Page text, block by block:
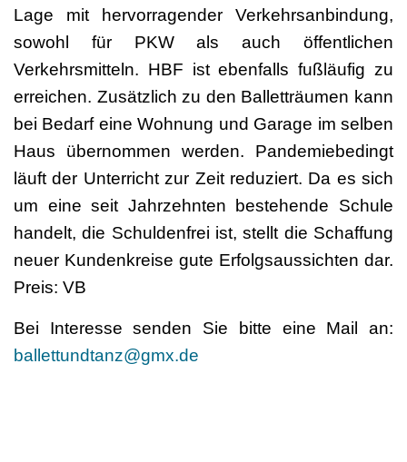
Lage mit hervorragender Verkehrsanbindung,
sowohl für PKW als auch öffentlichen
Verkehrsmitteln. HBF ist ebenfalls fußläufig zu
erreichen. Zusätzlich zu den Balletträumen kann
bei Bedarf eine Wohnung und Garage im selben
Haus übernommen werden. Pandemiebedingt
läuft der Unterricht zur Zeit reduziert. Da es sich
um eine seit Jahrzehnten bestehende Schule
handelt, die Schuldenfrei ist, stellt die Schaffung
neuer Kundenkreise gute Erfolgsaussichten dar.
Preis: VB
Bei Interesse senden Sie bitte eine Mail an:
ballettundtanz@gmx.de